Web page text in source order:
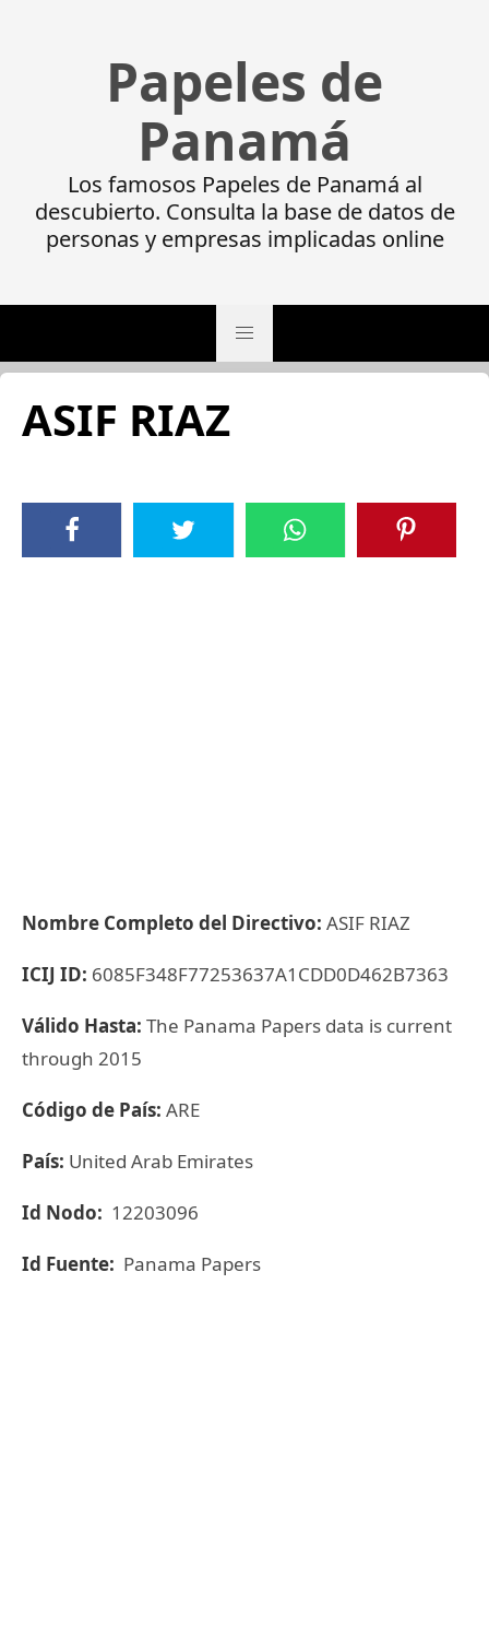
Papeles de
Panamá
Los famosos Papeles de Panamá al
descubierto. Consulta la base de datos de
personas y empresas implicadas online
ASIF RIAZ
Nombre Completo del Directivo: ASIF RIAZ
ICIJ ID: 6085F348F77253637A1CDD0D462B7363
Válido Hasta: The Panama Papers data is current
through 2015
Código de País: ARE
País: United Arab Emirates
Id Nodo: 12203096
Id Fuente: Panama Papers